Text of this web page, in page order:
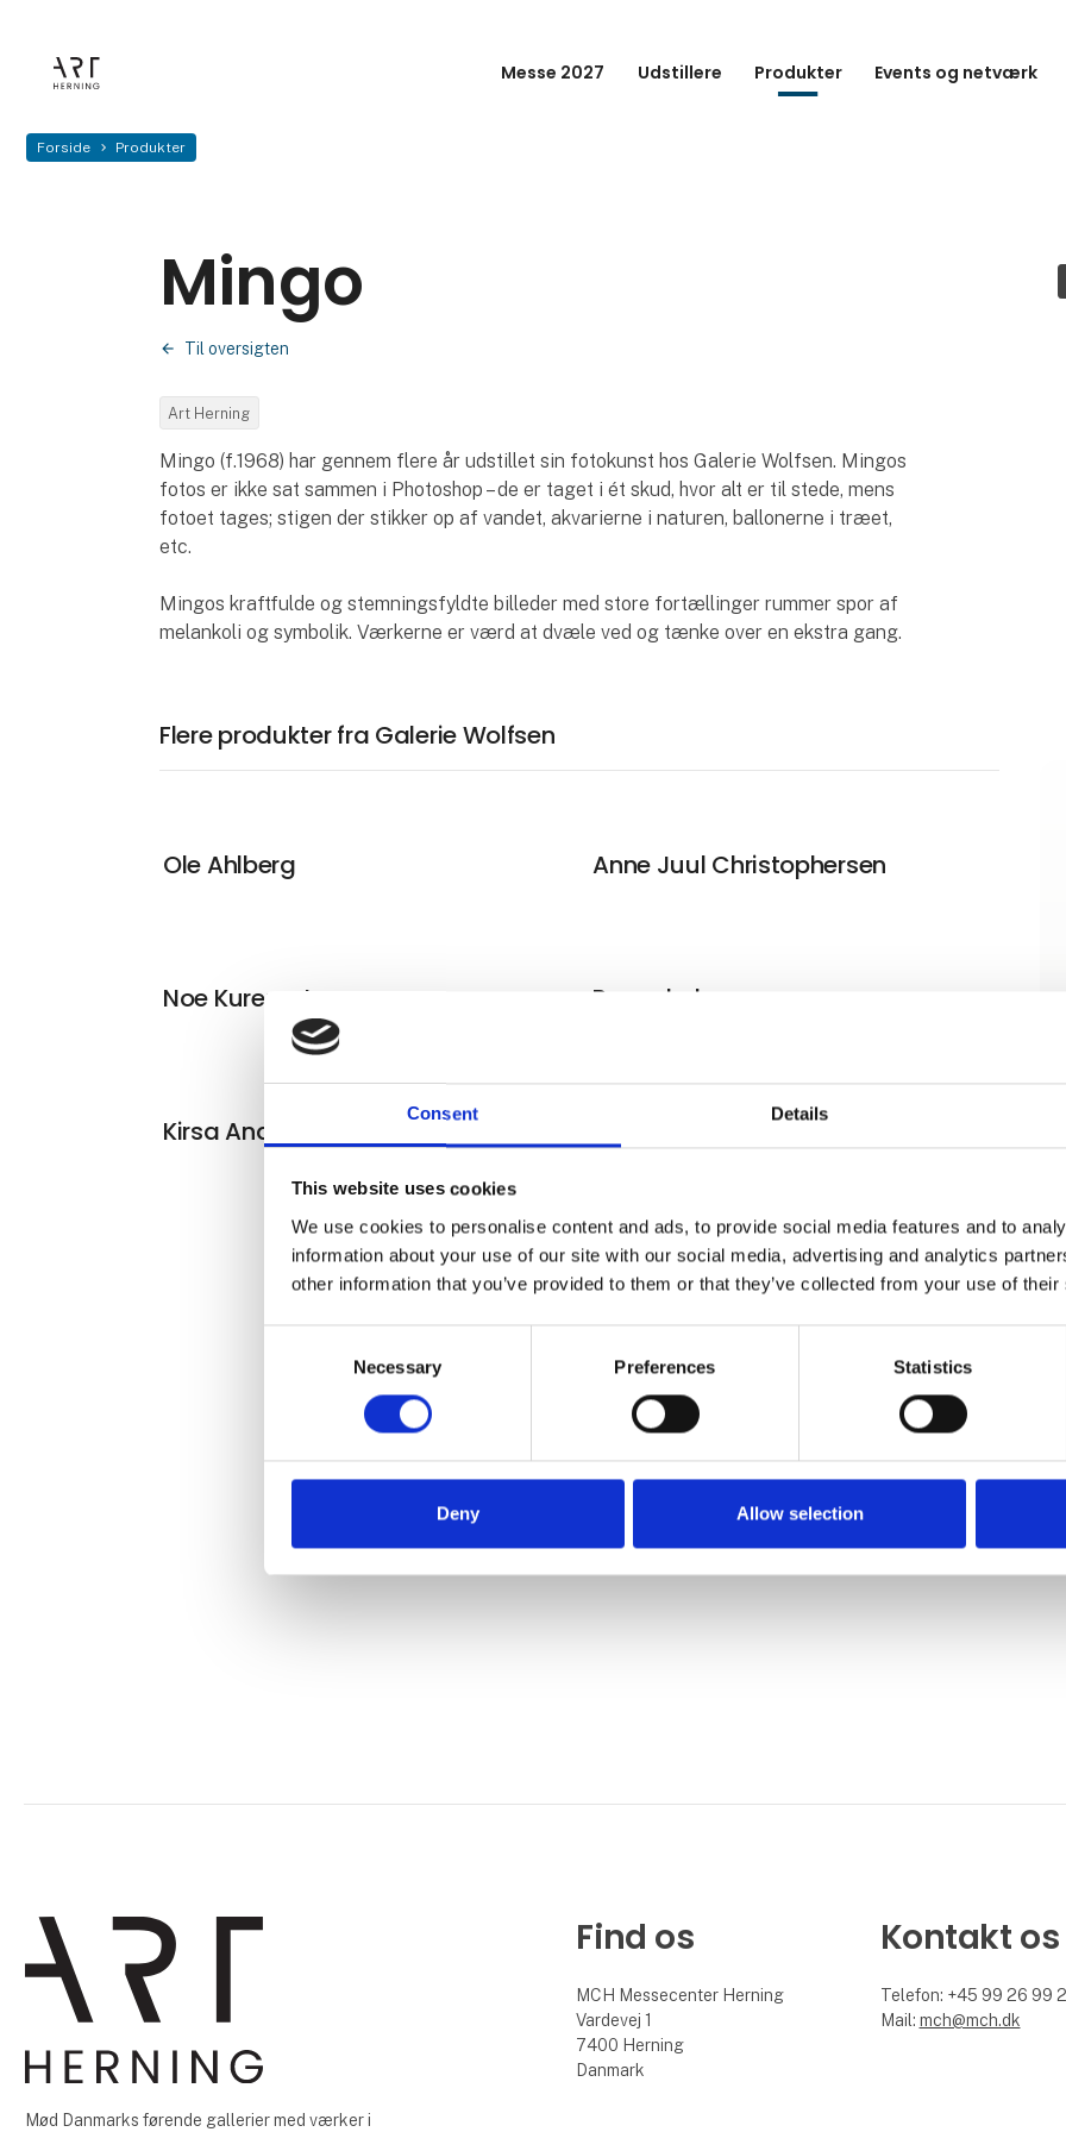
Consent Details
This website uses cookies
We use cookies to personalise content and ads, to provide social media features and to
information about your use of our site with our social media, advertising and analytics
other information that you’ve provided to them or that they’ve collected from your use of
Necessary Preferences Statistics
Deny Allow selection
Messe 2027 Udstillere Produkter Events og netværk
Forside Produkter
Mingo
Til oversigten
Art Herning
Mingo (f.1968) har gennem flere år udstillet sin fotokunst hos Galerie Wolfsen. Mingos
fotos er ikke sat sammen i Photoshop – de er taget i ét skud, hvor alt er til stede, mens
fotoet tages; stigen der stikker op af vandet, akvarierne i naturen, ballonerne i træet,
etc.
Mingos kraftfulde og stemningsfyldte billeder med store fortællinger rummer spor af
melankoli og symbolik. Værkerne er værd at dvæle ved og tænke over en ekstra gang.
Flere produkter fra Galerie Wolfsen
Ole Ahlberg Anne Juul Christophersen
Noe Kuremoto Poppykalas
Kirsa Andreasen Anders Børgesen
Mød Danmarks førende gallerier med værker i
Find os
MCH Messecenter Herning
Vardevej 1
7400 Herning
Danmark
Kontakt os
Telefon: +45 99 26 99
Mail: mch@mch.dk